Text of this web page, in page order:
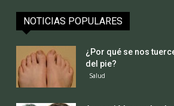
NOTICIAS POPULARES
¿Por qué se nos
del pie?
Salud